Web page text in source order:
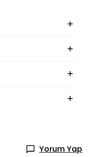
Yorum Yap